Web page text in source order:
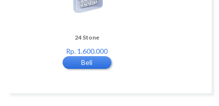
24 Stone
Rp. 1.600.000
Beli